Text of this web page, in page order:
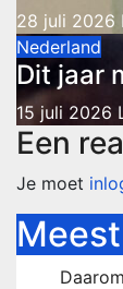
28 juli 2026
Nederland
Dit jaar
15 juli 2026
Een
Je moet